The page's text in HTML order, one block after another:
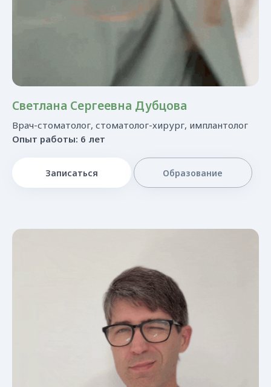
Светлана Сергеевна Дубцова
Врач-стоматолог, стоматолог-хирург, имплантолог
Опыт работы: 6 лет
Записаться Образование